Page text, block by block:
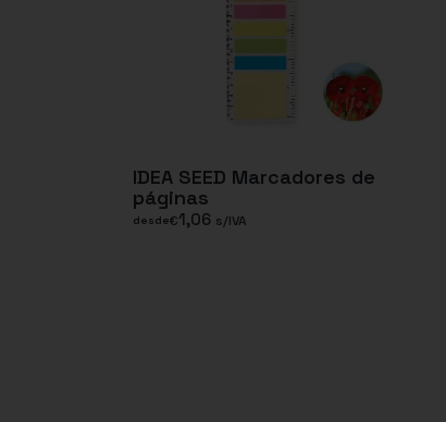
IDEA SEED Marcadores de
páginas
desde€1,06 s/IVA